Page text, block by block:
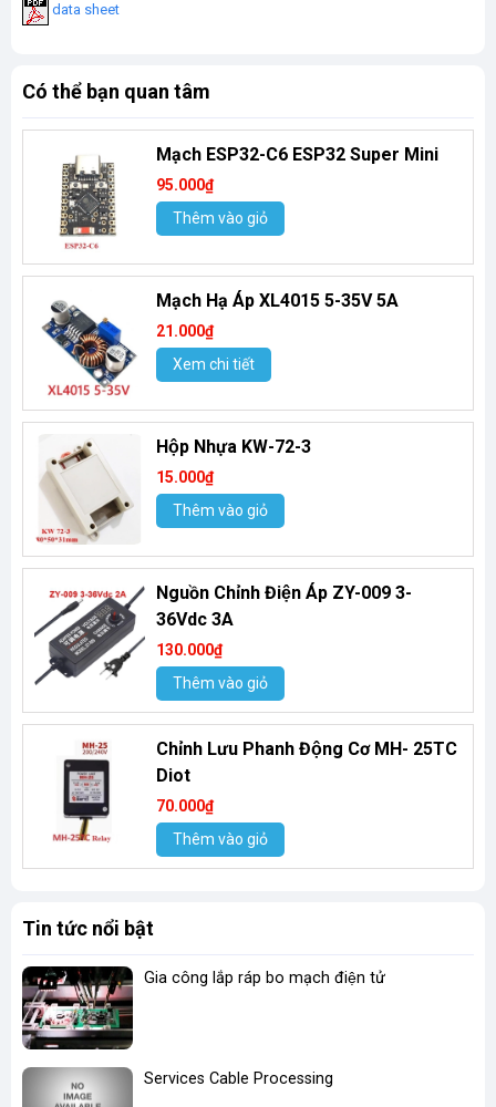
data sheet
Có thể bạn quan tâm
Mạch ESP32-C6 ESP32 Super Mini
95.000₫
Thêm vào giỏ
Mạch Hạ Áp XL4015 5-35V 5A
21.000₫
Xem chi tiết
Hộp Nhựa KW-72-3
15.000₫
Thêm vào giỏ
Nguồn Chỉnh Điện Áp ZY-009 3-
36Vdc 3A
130.000₫
Thêm vào giỏ
Chỉnh Lưu Phanh Động Cơ MH- 25TC
Diot
70.000₫
Thêm vào giỏ
Tin tức nổi bật
Gia công lắp ráp bo mạch điện tử
Services Cable Processing